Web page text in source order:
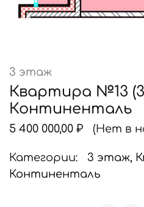
3 этаж
Квартира №13
Континенталь
5 400 000,00 ₽ (Нет в
Категории: 3 этаж,
Континенталь